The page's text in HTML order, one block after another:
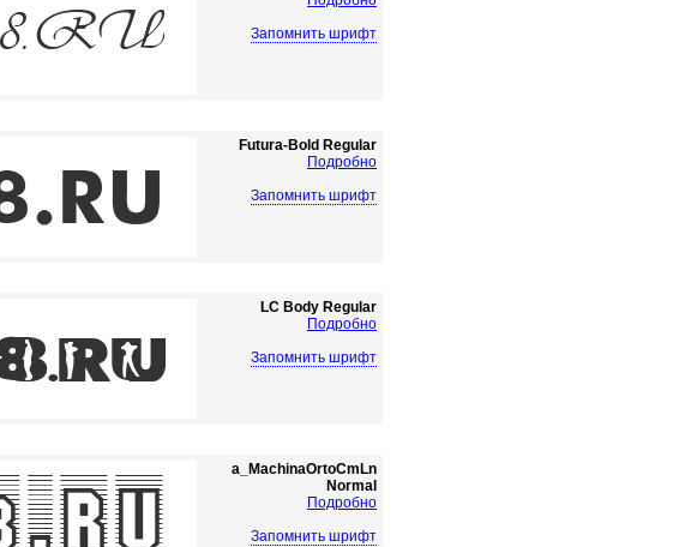
Запомнить шрифт
Futura-Bold Regular
Подробно
Запомнить шрифт
LC Body Regular
Подробно
Запомнить шрифт
a_MachinaOrtoCmLn
Normal
Подробно
Запомнить шрифт